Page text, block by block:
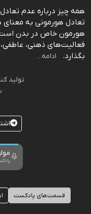
همه چیز درباره عدم
تعادل هورمونی به معنای
هورمون خاص در بدن است.
فعالیت‌های ذهنی،
بگذارد.⁠⁠⁠⁠⁠⁠⁠⁠⁠⁠⁠⁠⁠⁠⁠⁠⁠⁠⁠⁠⁠⁠⁠⁠⁠⁠⁠⁠⁠⁠⁠⁠⁠⁠⁠⁠⁠⁠⁠⁠⁠⁠⁠⁠⁠⁠⁠⁠⁠⁠⁠⁠⁠⁠⁠⁠⁠⁠
ادامه...
تولید
قسمت‌های پادکست